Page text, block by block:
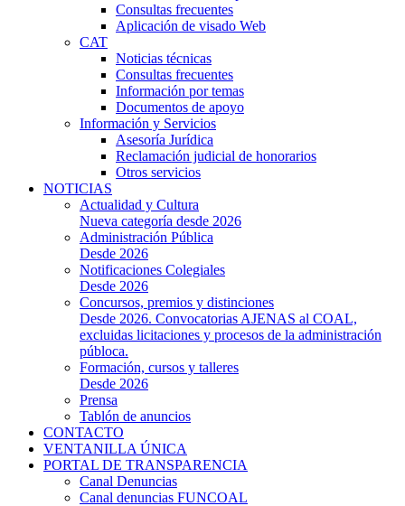
Consultas frecuentes
Aplicación de visado Web
CAT
Noticias técnicas
Consultas frecuentes
Información por temas
Documentos de apoyo
Información y Servicios
Asesoría Jurídica
Reclamación judicial de honorarios
Otros servicios
NOTICIAS
Actualidad y Cultura
Nueva categoría desde 2026
Administración Pública
Desde 2026
Notificaciones Colegiales
Desde 2026
Concursos, premios y distinciones
Desde 2026. Convocatorias AJENAS al COAL,
excluidas licitaciones y procesos de la administración
públoca.
Formación, cursos y talleres
Desde 2026
Prensa
Tablón de anuncios
CONTACTO
VENTANILLA ÚNICA
PORTAL DE TRANSPARENCIA
Canal Denuncias
Canal denuncias FUNCOAL